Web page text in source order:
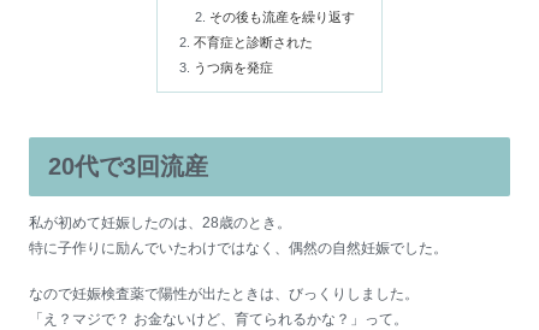
その後も流産を繰り返す
不育症と診断された
うつ病を発症
20代で3回流産
私が初めて妊娠したのは、28歳のとき。
特に子作りに励んでいたわけではなく、偶然の自然妊娠でした。
なので妊娠検査薬で陽性が出たときは、びっくりしました。
「え？マジで？ お金ないけど、育てられるかな？」って。